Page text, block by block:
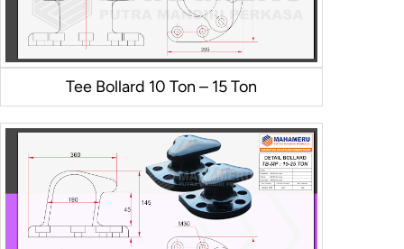
Tee Bollard 10 Ton – 15 Ton